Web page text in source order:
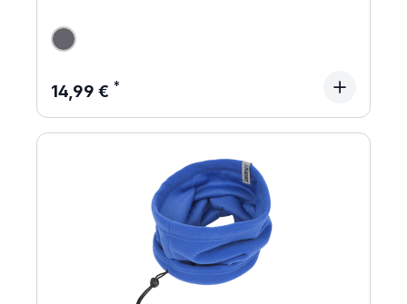
Regulärer Preis:
14,99 €